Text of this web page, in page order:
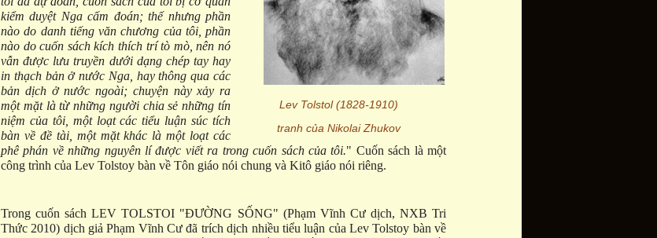
Lev Tolstol (1828-1910)
tranh của Nikolai Zhukov
kiểm duyệt Nga cấm đoán; thế nhưng phần
nào do danh tiếng văn chương của tôi, phần
nào do cuốn sách kích thích trí tò mò, nên nó
vẫn được lưu truyền dưới dạng chép tay hay
in thạch bản ở nước Nga, hay thông qua các
bản dịch ở nước ngoài; chuyện này xảy ra
một mặt là từ những người chia sẻ những tín
niệm của tôi, một loạt các tiểu luận súc tích
bàn về đề tài, một mặt khác là một loạt các
phê phán về những nguyên lí được viết ra trong cuốn sách của tôi." Cuốn sách là một
công trình của Lev Tolstoy bàn về Tôn giáo nói chung và Kitô giáo nói riêng.
Trong cuốn sách LEV TOLSTOI "ĐƯỜNG SỐNG" (Phạm Vĩnh Cư dịch, NXB Tri
Thức 2010) dịch giả Phạm Vĩnh Cư đã trích dịch nhiều tiểu luận của Lev Tolstoy bàn về